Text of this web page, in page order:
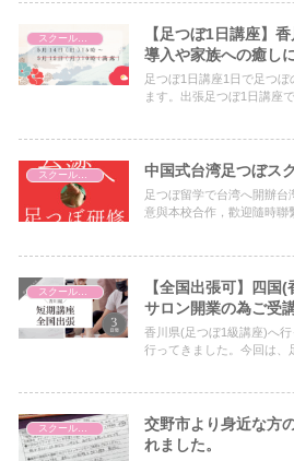
【足つぼ1日講座】
導入や家族への癒し
足つぼ1日講座1日で足つ
ます。出張足つぼ1日講座
中国式台湾足つぼス
足つぼ留学で台湾へ開辦
意與本校合作，歡迎隨時聯
【全国出張可】四国
サロン開業の為ご受
香川県(足つぼ1級講座)へ
行ってきました。今回は、
交野市より身近な方
れました。